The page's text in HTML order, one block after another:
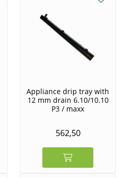
Appliance drip tray with
12 mm drain 6.10/10.10
P3 / maxx
562,50